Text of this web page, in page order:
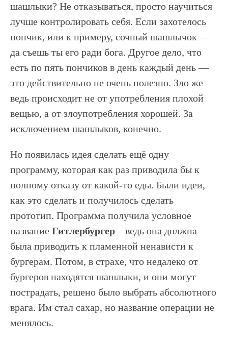
шашлыки? Не отказываться, просто научиться
лучше контролировать себя. Если захотелось
пончик, или к примеру, сочный шашлычок —
да съешь ты его ради бога. Другое дело, что
есть по пять пончиков в день каждый день —
это действительно не очень полезно. Зло же
ведь происходит не от употребления плохой
вещью, а от злоупотребления хорошей. За
исключением шашлыков, конечно.
Но появилась идея сделать ещё одну
программу, которая как раз приводила бы к
полному отказу от какой-то еды. Были идеи,
как это сделать и получилось сделать
прототип. Программа получила условное
название Гитлербургер– ведь она должна
была приводить к пламенной ненависти к
бургерам. Потом, в страхе, что недалеко от
бургеров находятся шашлыки, и они могут
пострадать, решено было выбрать абсолютного
врага. Им стал сахар, но название операции не
менялось.